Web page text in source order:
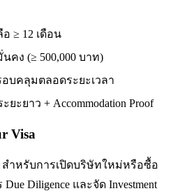
≥ 12 เดือน
คง (≥ 500,000 บาท)
บคลุมตลอดระยะเวลา
ะยาว + Accommodation Proof
Visa
สำหรับการเปิดบริษัทใหม่หรือซื้อ
Diligence และจัด Investment